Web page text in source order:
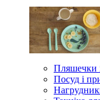
Пляшечки
Посуд і